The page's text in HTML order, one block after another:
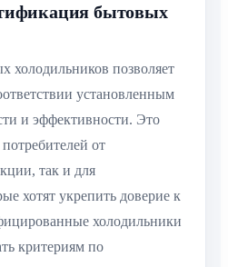
бытовых
холодильников позволяет
установленным
и эффективности. Это
от
так и для
хотят укрепить доверие к
холодильники
критериям по